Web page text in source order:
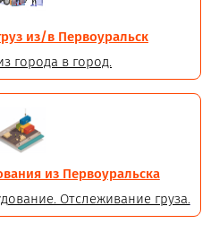
из/в Первоуральск
города в город.
из Первоуральска
Отслеживание груза.